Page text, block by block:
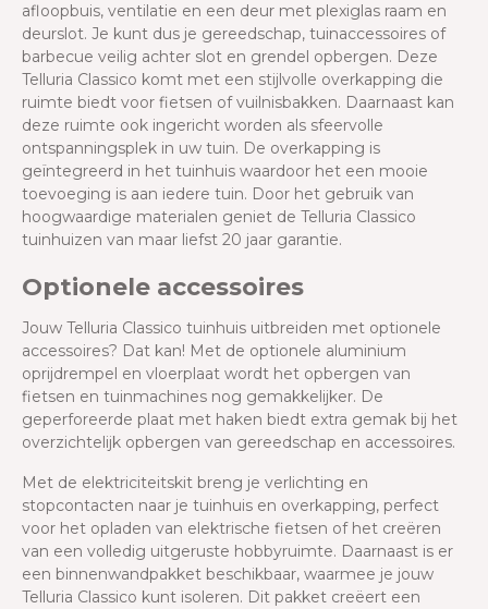
afloopbuis, ventilatie en een deur met plexiglas raam en
deurslot. Je kunt dus je gereedschap, tuinaccessoires of
barbecue veilig achter slot en grendel opbergen. Deze
Telluria Classico komt met een stijlvolle overkapping die
ruimte biedt voor fietsen of vuilnisbakken. Daarnaast kan
deze ruimte ook ingericht worden als sfeervolle
ontspanningsplek in uw tuin. De overkapping is
geïntegreerd in het tuinhuis waardoor het een mooie
toevoeging is aan iedere tuin. Door het gebruik van
hoogwaardige materialen geniet de Telluria Classico
tuinhuizen van maar liefst 20 jaar garantie.
Optionele accessoires
Jouw Telluria Classico tuinhuis uitbreiden met optionele
accessoires? Dat kan! Met de optionele aluminium
oprijdrempel en vloerplaat wordt het opbergen van
fietsen en tuinmachines nog gemakkelijker. De
geperforeerde plaat met haken biedt extra gemak bij het
overzichtelijk opbergen van gereedschap en accessoires.
Met de elektriciteitskit breng je verlichting en
stopcontacten naar je tuinhuis en overkapping, perfect
voor het opladen van elektrische fietsen of het creëren
van een volledig uitgeruste hobbyruimte. Daarnaast is er
een binnenwandpakket beschikbaar, waarmee je jouw
Telluria Classico kunt isoleren. Dit pakket creëert een